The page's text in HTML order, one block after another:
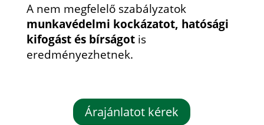
A nem megfelelő szabályzatok
munkavédelmi kockázatot, hatósági
kifogást és bírságotis
eredményezhetnek.
Árajánlatot kérek